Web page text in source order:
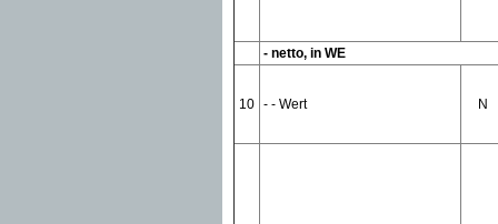
- netto, in WE
10 - - Wert N